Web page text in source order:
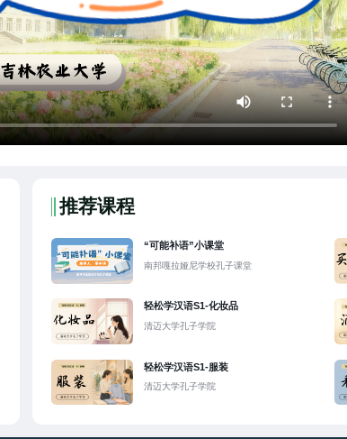
推荐课程
“可能补语”小课堂
南邦嘎拉娅尼学校孔子课堂
轻松学汉语S1-化妆品
清迈大学孔子学院
轻松学汉语S1-服装
清迈大学孔子学院